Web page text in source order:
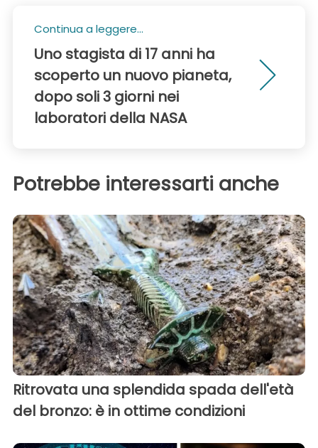
Continua a leggere...
Uno stagista di 17 anni ha
scoperto un nuovo pianeta,
dopo soli 3 giorni nei
laboratori della NASA
Potrebbe interessarti anche
Ritrovata una splendida spada dell'età
del bronzo: è in ottime condizioni